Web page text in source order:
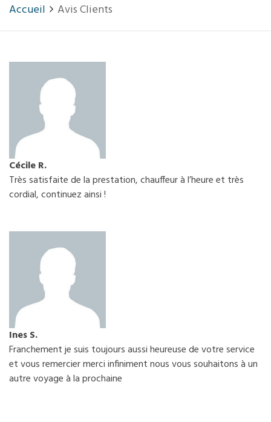
Accueil Avis Clients
Cécile R.
Très satisfaite de la prestation, chauffeur à l’heure et très
cordial, continuez ainsi !
Ines S.
Franchement je suis toujours aussi heureuse de votre service
et vous remercier merci infiniment nous vous souhaitons à un
autre voyage à la prochaine